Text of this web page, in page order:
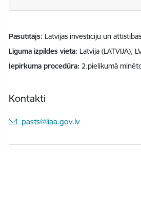
Pasūtītājs Latvijas investīciju un
Līguma izpildes vieta Latvija (LATVIJA),
Iepirkuma procedūra 2.pielikumā
Kontakti
E-pasts:
pasts@liaa.gov.lv